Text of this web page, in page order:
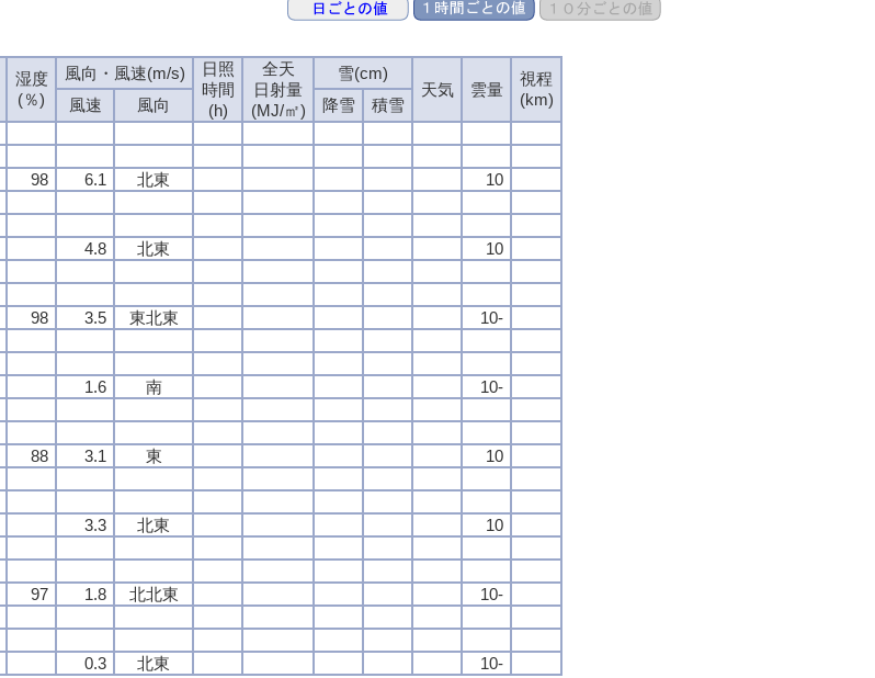
湿度
(％)
風向・風速(m/s)
日照
時間
(h)
全天
日射量
(MJ/㎡)
雪(cm)
天気
雲量
視程
(km)
風速 風向 降雪
積雪
98 6.1 北東
10
4.8 北東
10
98 3.5 東北東
10-
1.6 南
10-
88 3.1 東
10
3.3 北東
10
97 1.8 北北東
10-
0.3 北東 10-